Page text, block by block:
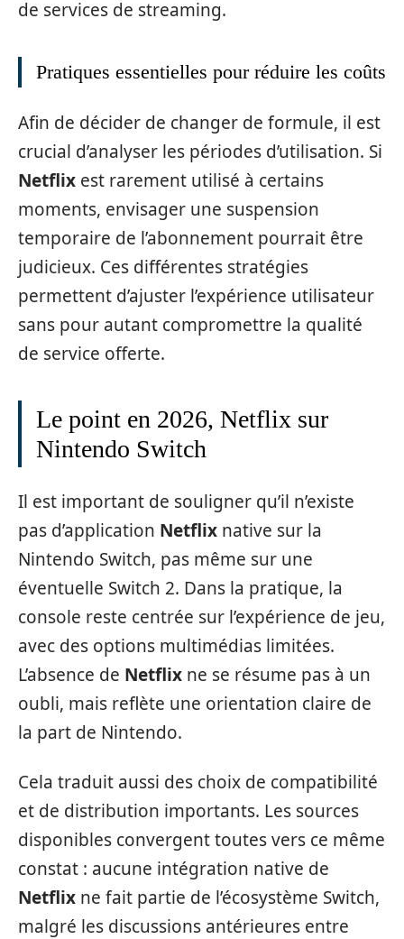
de services de streaming.
Pratiques essentielles pour réduire les coûts
Afin de décider de changer de formule, il est
crucial d’analyser les périodes d’utilisation. Si
Netflix est rarement utilisé à certains
moments, envisager une suspension
temporaire de l’abonnement pourrait être
judicieux. Ces différentes stratégies
permettent d’ajuster l’expérience utilisateur
sans pour autant compromettre la qualité
de service offerte.
Le point en 2026, Netflix sur
Nintendo Switch
Il est important de souligner qu’il n’existe
pas d’application Netflix native sur la
Nintendo Switch, pas même sur une
éventuelle Switch 2. Dans la pratique, la
console reste centrée sur l’expérience de jeu,
avec des options multimédias limitées.
L’absence de Netflix ne se résume pas à un
oubli, mais reflète une orientation claire de
la part de Nintendo.
Cela traduit aussi des choix de compatibilité
et de distribution importants. Les sources
disponibles convergent toutes vers ce même
constat : aucune intégration native de
Netflix ne fait partie de l’écosystème Switch,
malgré les discussions antérieures entre